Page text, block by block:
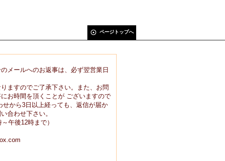
ページトップへ
メールへのお返事は、必ず翌営業日
ますのでご了承下さい。また、お問
お時間を頂くことが ございますので
から3日以上経っても、返信が届か
合わせ下さい。
午後12時まで）